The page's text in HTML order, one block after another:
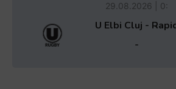
29.08.2026 | 0:
U Elbi Cluj -
-